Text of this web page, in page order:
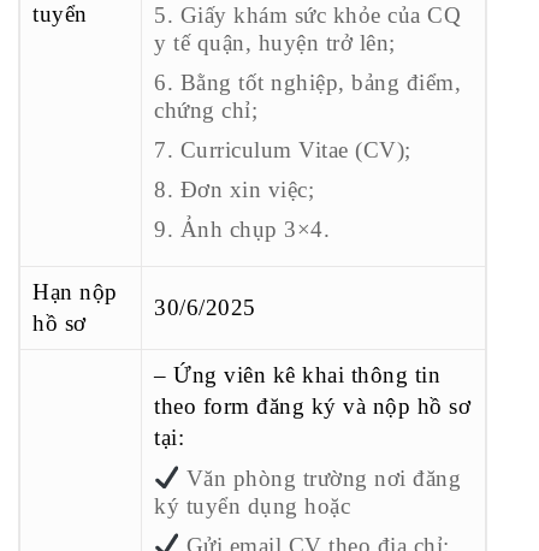
tuyển
5. Giấy khám sức khỏe của CQ
y tế quận, huyện trở lên;
6. Bằng tốt nghiệp, bảng điểm,
chứng chỉ;
7. Curriculum Vitae (CV);
8. Đơn xin việc;
9. Ảnh chụp 3×4.
Hạn nộp
hồ sơ
30/6/2025
– Ứng viên kê khai thông tin
theo form đăng ký và nộp hồ sơ
tại:
Văn phòng trường nơi đăng
ký tuyển dụng hoặc
Gửi email CV theo địa chỉ: